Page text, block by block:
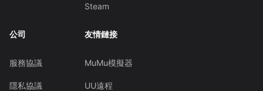
Steam
公司
服務協議
隱私協議
友情鏈接
MuMu模擬器
UU遠程